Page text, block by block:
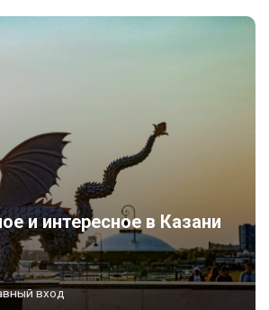
и интересное в Казани
вход